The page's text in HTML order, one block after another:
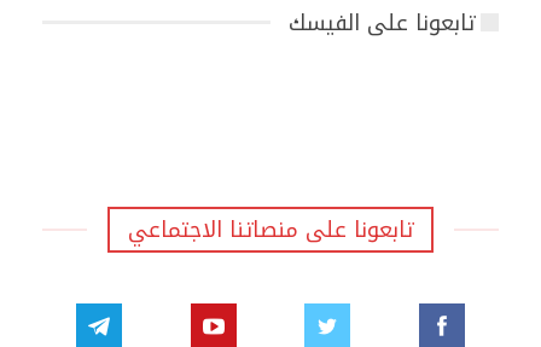
تابعونا على الفيسك
تابعونا على منصاتنا الاجتماعي